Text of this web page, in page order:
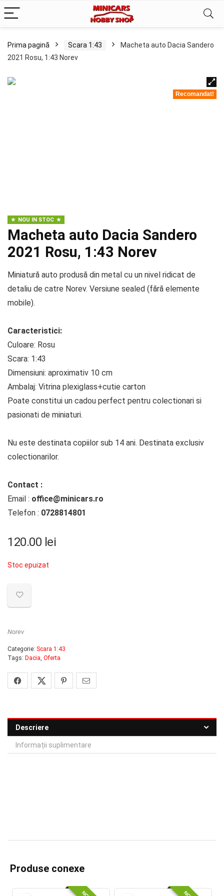
Prima pagină Scara 1:43
Macheta auto Dacia Sandero
2021 Rosu, 1:43 Norev
Recomandat!
NOU IN STOC
Macheta auto Dacia Sandero
2021 Rosu, 1:43 Norev
Miniatură auto produsă din metal cu un nivel ridicat de
detaliu de catre Norev. Versiune sealed (fără elemente
mobile).
Caracteristici:
Culoare: Rosu
Scara: 1:43
Dimensiuni: aproximativ 10 cm
Ambalaj: Vitrina plexiglass+cutie carton
Poate constitui un cadou perfect pentru colectionari si
pasionati de miniaturi.
Nu este destinata copiilor sub 14 ani. Destinata exclusiv
colectionarilor.
Contact :
Email : office@minicars.ro
Telefon : 0728814801
120.00 lei
Stoc epuizat
Norev
Categorie: Scara 1:43
Tags: Dacia, Oferta
Descriere
Informații suplimentare
Produse conexe